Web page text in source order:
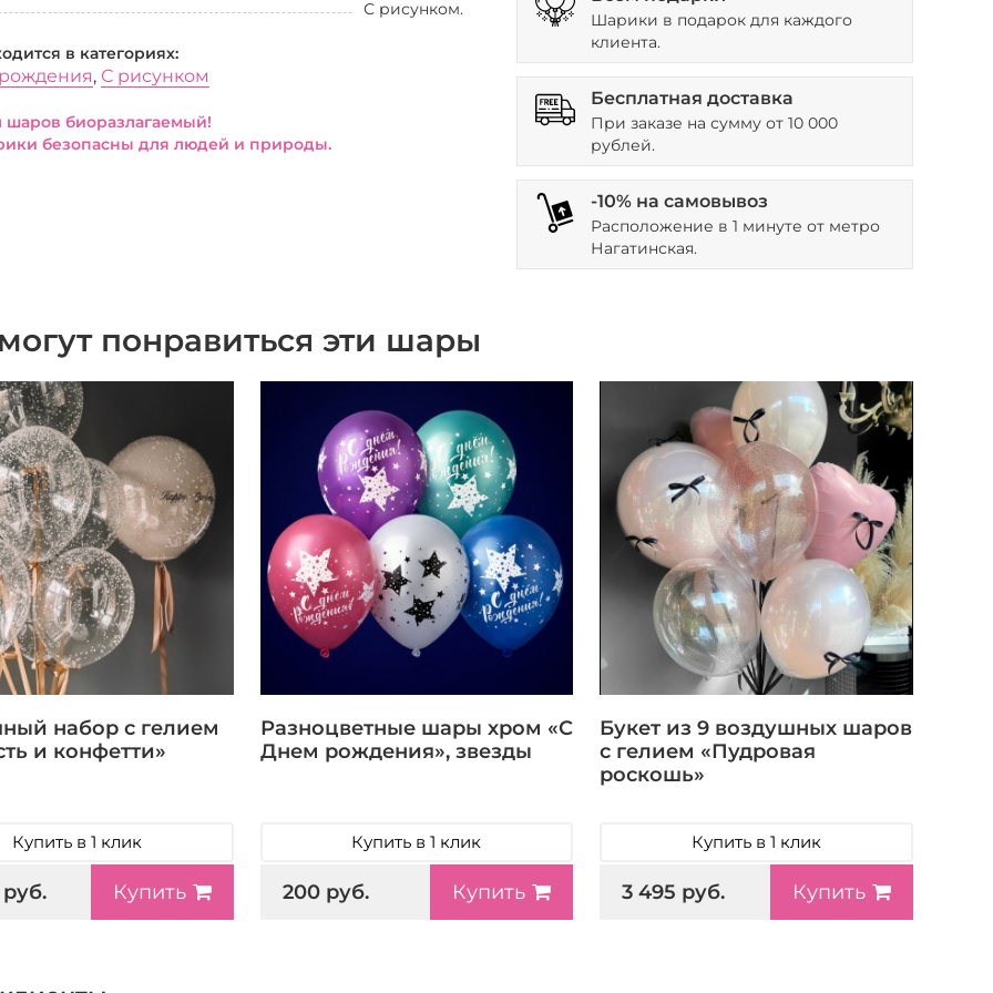
С рисунком.
в категориях:
, С рисунком
шаров биоразлагаемый!
безопасны для людей и природы.
Шарики в подарок для каждого
клиента.
Бесплатная доставка
При заказе на сумму от 10 000
рублей.
-10% на самовывоз
Расположение в 1 минуте от метро
Нагатинская.
понравиться эти шары
набор с гелием
и конфетти»
Купить в 1 клик
Купить
Разноцветные шары хром «С
Днем рождения», звезды
Купить в 1 клик
200 руб. Купить
Букет из 9 воздушных шаров
с гелием «Пудровая
роскошь»
Купить в 1 клик
3 495 руб. Купить